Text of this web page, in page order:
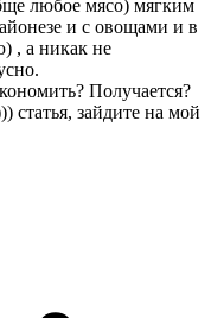
любое мясо) мягким
и с овощами и в
, а никак не
Получается?
статья, зайдите на мой